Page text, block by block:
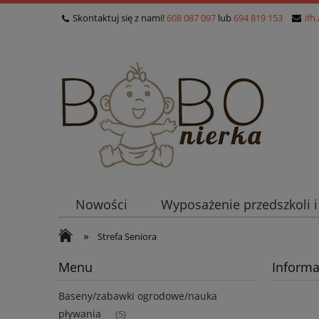
Skontaktuj się z nami! 608 087 097 lub 694 819 153
Nowości Wyposażenie przedszkoli
» Strefa Seniora
Menu
Baseny/zabawki ogrodowe/nauka
pływania
(5)